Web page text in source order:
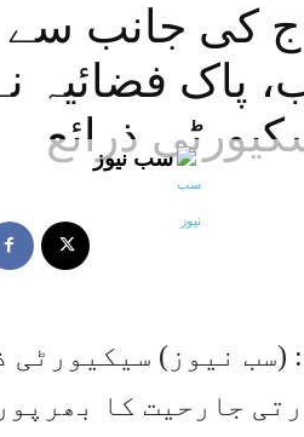
کی جانب سے
پاک فضائیہ
ذرائع
سب نیوز
(سب نیوز)
جارحیت کا